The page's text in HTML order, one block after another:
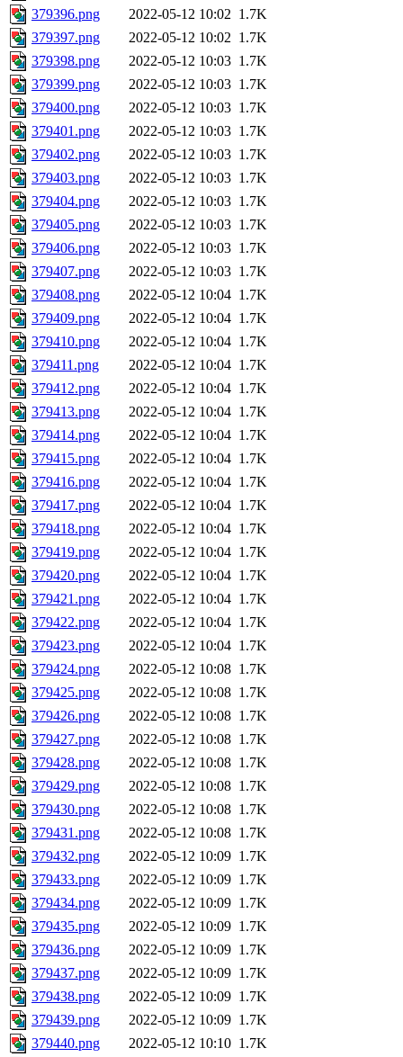
379396.png
2022-05-12 10:02 1.7K
379397.png
2022-05-12 10:02 1.7K
379398.png
2022-05-12 10:03 1.7K
379399.png
2022-05-12 10:03 1.7K
379400.png
2022-05-12 10:03 1.7K
379401.png
2022-05-12 10:03 1.7K
379402.png
2022-05-12 10:03 1.7K
379403.png
2022-05-12 10:03 1.7K
379404.png
2022-05-12 10:03 1.7K
379405.png
2022-05-12 10:03 1.7K
379406.png
2022-05-12 10:03 1.7K
379407.png
2022-05-12 10:03 1.7K
379408.png
2022-05-12 10:04 1.7K
379409.png
2022-05-12 10:04 1.7K
379410.png
2022-05-12 10:04 1.7K
379411.png
2022-05-12 10:04 1.7K
379412.png
2022-05-12 10:04 1.7K
379413.png
2022-05-12 10:04 1.7K
379414.png
2022-05-12 10:04 1.7K
379415.png
2022-05-12 10:04 1.7K
379416.png
2022-05-12 10:04 1.7K
379417.png
2022-05-12 10:04 1.7K
379418.png
2022-05-12 10:04 1.7K
379419.png
2022-05-12 10:04 1.7K
379420.png
2022-05-12 10:04 1.7K
379421.png
2022-05-12 10:04 1.7K
379422.png
2022-05-12 10:04 1.7K
379423.png
2022-05-12 10:04 1.7K
379424.png
2022-05-12 10:08 1.7K
379425.png
2022-05-12 10:08 1.7K
379426.png
2022-05-12 10:08 1.7K
379427.png
2022-05-12 10:08 1.7K
379428.png
2022-05-12 10:08 1.7K
379429.png
2022-05-12 10:08 1.7K
379430.png
2022-05-12 10:08 1.7K
379431.png
2022-05-12 10:08 1.7K
379432.png
2022-05-12 10:09 1.7K
379433.png
2022-05-12 10:09 1.7K
379434.png
2022-05-12 10:09 1.7K
379435.png
2022-05-12 10:09 1.7K
379436.png
2022-05-12 10:09 1.7K
379437.png
2022-05-12 10:09 1.7K
379438.png
2022-05-12 10:09 1.7K
379439.png
2022-05-12 10:09 1.7K
379440.png
2022-05-12 10:10 1.7K